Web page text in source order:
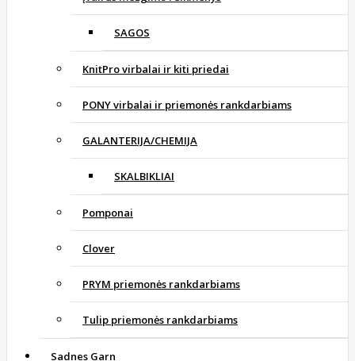
SAGOS
KnitPro virbalai ir kiti priedai
PONY virbalai ir priemonės rankdarbiams
GALANTERIJA/CHEMIJA
SKALBIKLIAI
Pomponai
Clover
PRYM priemonės rankdarbiams
Tulip priemonės rankdarbiams
Sadnes Garn